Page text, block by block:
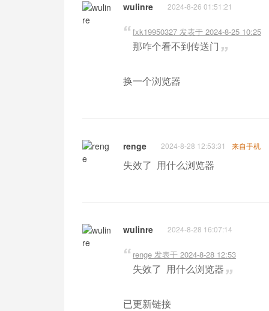
wulinre 2024-8-26 01:51:21
fxk19950327 发表于 2024-8-25 10:25
那咋个看不到传送门
换一个浏览器
renge 2024-8-28 12:53:31 来自手机
失效了 用什么浏览器
wulinre 2024-8-28 16:07:14
renge 发表于 2024-8-28 12:53
失效了 用什么浏览器
已更新链接